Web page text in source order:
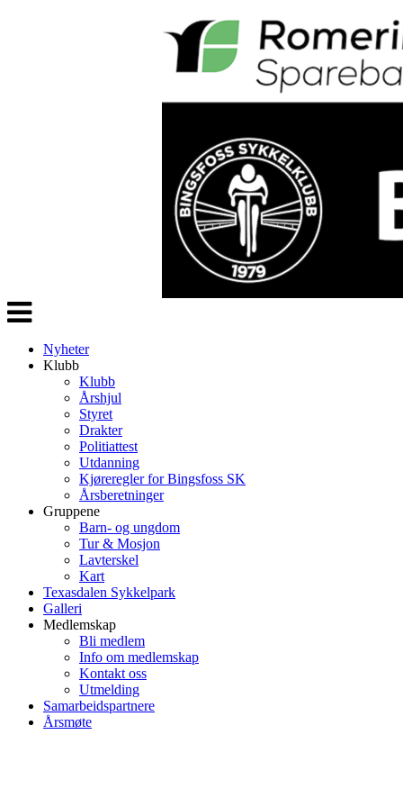
Veksle
navigasjon
Nyheter
Klubb
Klubb
Årshjul
Styret
Drakter
Politiattest
Utdanning
Kjøreregler for Bingsfoss SK
Årsberetninger
Gruppene
Barn- og ungdom
Tur & Mosjon
Lavterskel
Kart
Texasdalen Sykkelpark
Galleri
Medlemskap
Bli medlem
Info om medlemskap
Kontakt oss
Utmelding
Samarbeidspartnere
Årsmøte